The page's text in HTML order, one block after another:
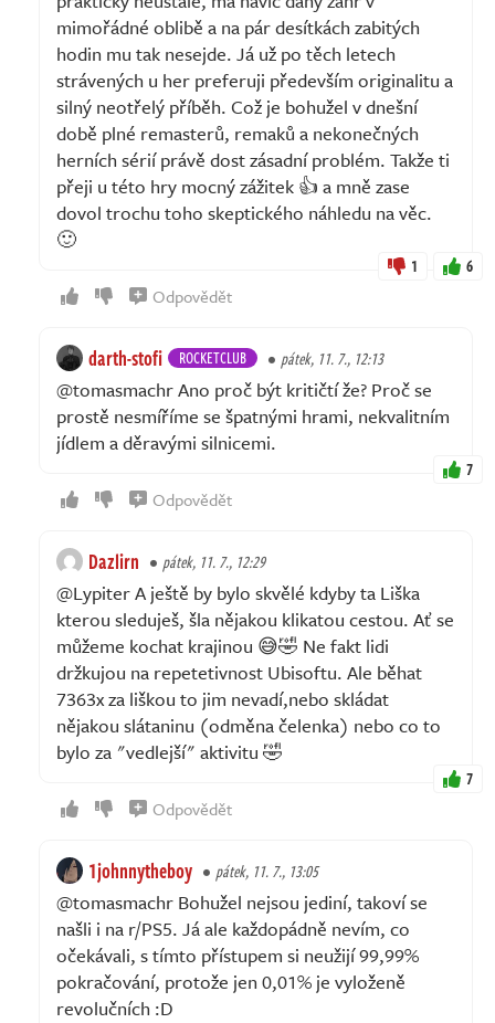
mimořádné oblibě a na pár desítkách zabitých
hodin mu tak nesejde. Já už po těch letech
strávených u her preferuji především originalitu a
silný neotřelý příběh. Což je bohužel v dnešní
době plné remasterů, remaků a nekonečných
herních sérií právě dost zásadní problém. Takže ti
přeji u této hry mocný zážitek 👍 a mně zase
dovol trochu toho skeptického náhledu na věc.
🙂
1 6
Odpovědět
darth-stofi ROCKETCLUB pátek, 11. 7., 12:13
@tomasmachr Ano proč být kritičtí že? Proč se
prostě nesmíříme se špatnými hrami, nekvalitním
jídlem a děravými silnicemi.
7
Odpovědět
Dazlirn pátek, 11. 7., 12:29
@Lypiter A ještě by bylo skvělé kdyby ta Liška
kterou sleduješ, šla nějakou klikatou cestou. Ať se
můžeme kochat krajinou 😅🤣 Ne fakt lidi
držkujou na repetetivnost Ubisoftu. Ale běhat
7363x za liškou to jim nevadí,nebo skládat
nějakou slátaninu (odměna čelenka) nebo co to
bylo za "vedlejší" aktivitu 🤣
7
Odpovědět
1johnnytheboy pátek, 11. 7., 13:05
@tomasmachr Bohužel nejsou jediní, takoví se
našli i na r/PS5. Já ale každopádně nevím, co
očekávali, s tímto přístupem si neužijí 99,99%
pokračování, protože jen 0,01% je vyloženě
revolučních :D